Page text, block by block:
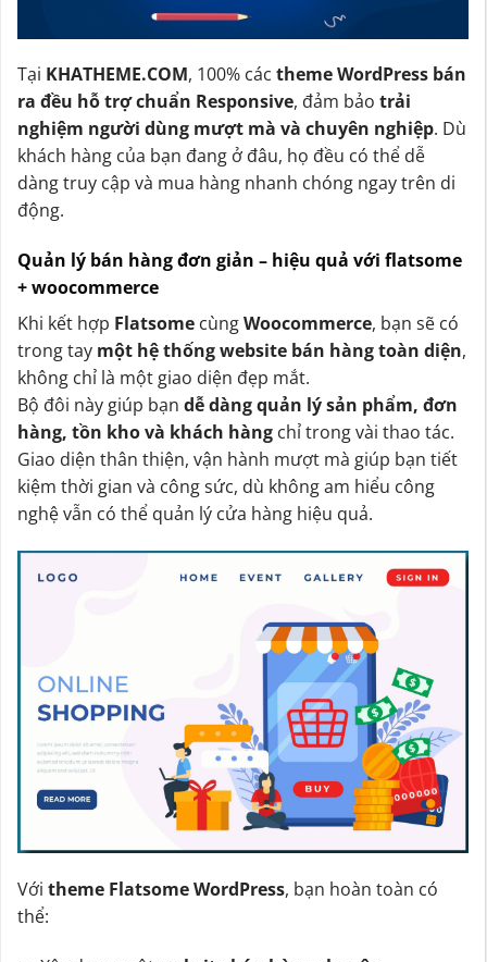
Tại KHATHEME.COM, 100% các theme WordPress bán
ra đều hỗ trợ chuẩn Responsive, đảm bảo trải
nghiệm người dùng mượt mà và chuyên nghiệp. Dù
khách hàng của bạn đang ở đâu, họ đều có thể dễ
dàng truy cập và mua hàng nhanh chóng ngay trên di
động.
Quản lý bán hàng đơn giản – hiệu quả với flatsome
+ woocommerce
Khi kết hợp Flatsome cùngWoocommerce, bạn sẽ có
trong tay một hệ thống website bán hàng toàn diện,
không chỉ là một giao diện đẹp mắt.
Bộ đôi này giúp bạn dễ dàng quản lý sản phẩm, đơn
hàng, tồn kho và khách hàng chỉ trong vài thao tác.
Giao diện thân thiện, vận hành mượt mà giúp bạn tiết
kiệm thời gian và công sức, dù không am hiểu công
nghệ vẫn có thể quản lý cửa hàng hiệu quả.
Với theme Flatsome WordPress, bạn hoàn toàn có
thể: